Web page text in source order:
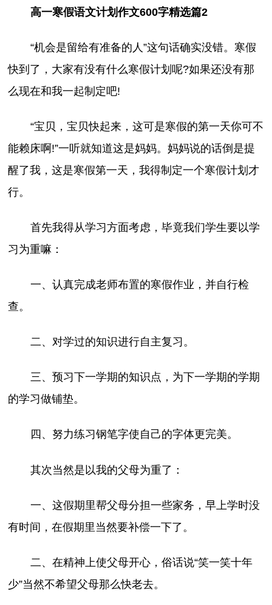
高一寒假语文计划作文600字精选篇2
“机会是留给有准备的人”这句话确实没错。寒假
快到了，大家有没有什么寒假计划呢?如果还没有那
么现在和我一起制定吧!
“宝贝，宝贝快起来，这可是寒假的第一天你可不
能赖床啊!”一听就知道这是妈妈。妈妈说的话倒是提
醒了我，这是寒假第一天，我得制定一个寒假计划才
行。
首先我得从学习方面考虑，毕竟我们学生要以学
习为重嘛：
一、认真完成老师布置的寒假作业，并自行检
查。
二、对学过的知识进行自主复习。
三、预习下一学期的知识点，为下一学期的学期
的学习做铺垫。
四、努力练习钢笔字使自己的字体更完美。
其次当然是以我的父母为重了：
一、这假期里帮父母分担一些家务，早上学时没
有时间，在假期里当然要补偿一下了。
二、在精神上使父母开心，俗话说“笑一笑十年
少”当然不希望父母那么快老去。